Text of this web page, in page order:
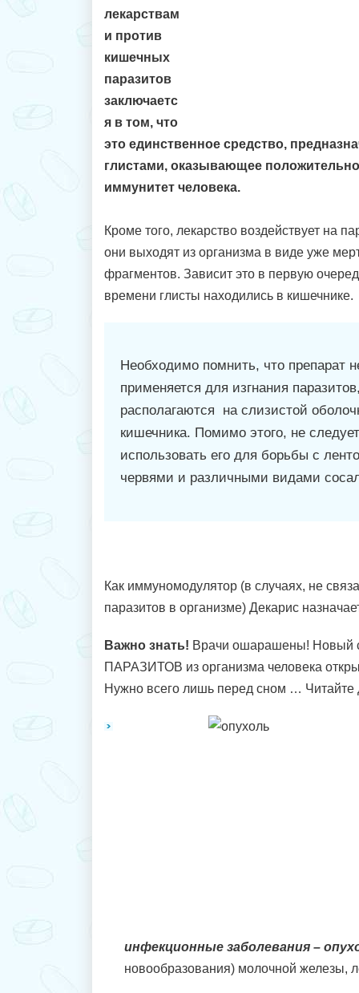
лекарствам
и против
кишечных
паразитов
заключаетс
я в том, что
это единственное средство,
глистами, оказывающее
иммунитет человека.
Кроме того, лекарство воздействует на
они выходят из организма в виде уже
фрагментов. Зависит это в первую
времени глисты находились в кишечнике.
Необходимо помнить, что препарат
применяется для изгнания
располагаются на слизистой
кишечника. Помимо этого, не следует
использовать его для борьбы с
червями и различными видами
Как иммуномодулятор (в случаях, не
паразитов в организме) Декарис
Важно знать! Врачи ошарашены! Новый
ПАРАЗИТОВ из организма человека
Нужно всего лишь перед сном … Читайте
инфекционные заболевания –
новообразования) молочной железы,